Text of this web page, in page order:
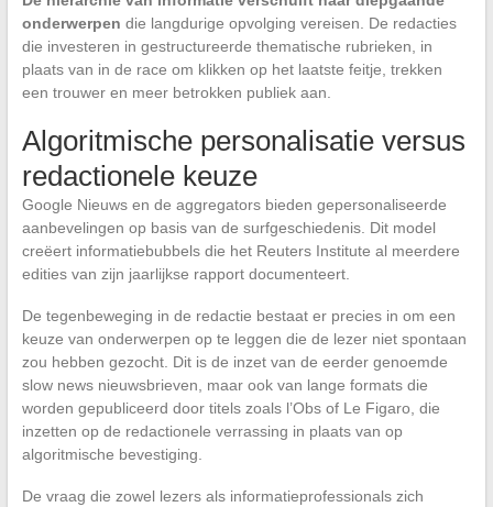
onderwerpen die langdurige opvolging vereisen. De redacties
die investeren in gestructureerde thematische rubrieken, in
plaats van in de race om klikken op het laatste feitje, trekken
een trouwer en meer betrokken publiek aan.
Algoritmische personalisatie versus
redactionele keuze
Google Nieuws en de aggregators bieden gepersonaliseerde
aanbevelingen op basis van de surfgeschiedenis. Dit model
creëert informatiebubbels die het Reuters Institute al meerdere
edities van zijn jaarlijkse rapport documenteert.
De tegenbeweging in de redactie bestaat er precies in om een
keuze van onderwerpen op te leggen die de lezer niet spontaan
zou hebben gezocht. Dit is de inzet van de eerder genoemde
slow news nieuwsbrieven, maar ook van lange formats die
worden gepubliceerd door titels zoals l’Obs of Le Figaro, die
inzetten op de redactionele verrassing in plaats van op
algoritmische bevestiging.
De vraag die zowel lezers als informatieprofessionals zich